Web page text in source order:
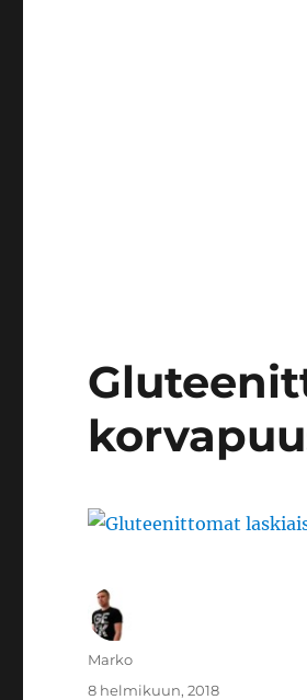
Kirjoittaja
Marko
Julkaistu
8 helmikuun, 2018